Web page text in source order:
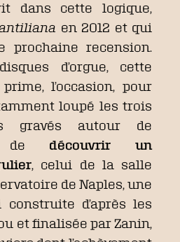
dans cette logique,
en 2012 et qui
prochaine recension.
d’orgue, cette
l’occasion, pour
loupé les trois
gravés autour de
de découvrir un
, celui de la salle
de Naples, une
construite d’après les
et finalisée par Zanin,